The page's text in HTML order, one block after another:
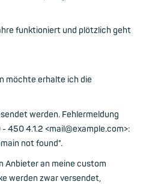
funktioniert und plötzlich geht
möchte erhalte ich die
werden. Fehlermeldung
450 4.1.2 <mail@example.com>:
not found".
Anbieter an meine custom
werden zwar versendet,